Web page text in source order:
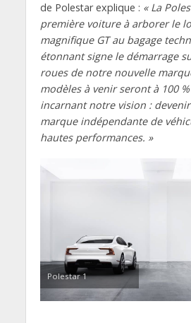
de Polestar explique : « La
première voiture à arborer le
magnifique GT au bagage
étonnant signe le démarrage
roues de notre nouvelle
modèles à venir seront à 100
incarnant notre vision :
marque indépendante de
hautes performances. »
Polestar 1